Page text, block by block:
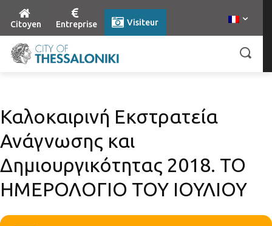
Citoyen Entreprise Visiteur
Καλοκαιρινή Εκστρατεία
Ανάγνωσης και
Δημιουργικότητας 2018. ΤΟ
ΗΜΕΡΟΛΟΓΙΟ ΤΟΥ ΙΟΥΛΙΟΥ